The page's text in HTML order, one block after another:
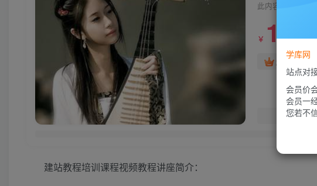
此内容为付费资
￥ 10￥88
超级会员免费
建站教程培训课程视频教程讲座简介：
学库网
站点对
会员价
会员一
您若不